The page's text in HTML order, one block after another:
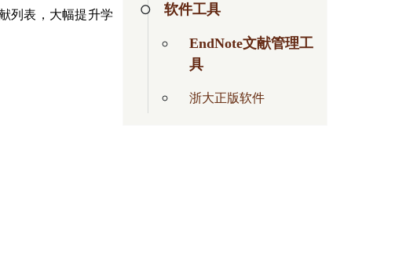
列表，大幅提升学
软件工具
EndNote文献管理工
具
浙大正版软件